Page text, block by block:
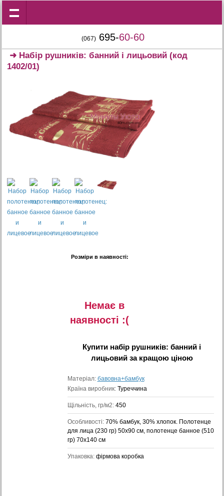
(067) 695-60-60
➜ Набір рушників: банний і лицьовий (код
1402/01)
Розміри в наявності:
Немає в
наявностi :(
Купити набір рушників: банний і
лицьовийза кращою ціною
Матеріал: бавовна+бамбук
Країна виробник: Туреччина
Щільність, гр/м2: 450
Особливості: 70% бамбук, 30% хлопок. Полотенце
для лица (230 гр) 50x90 см, полотенце банное (510
гр) 70x140 см
Упаковка: фірмова коробка